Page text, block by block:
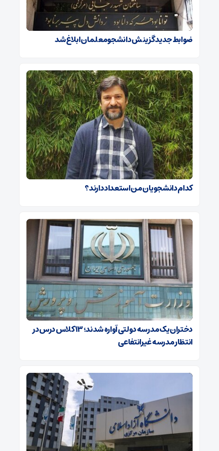
ضوابط جدید گزینش دانشجومعلمان ابلاغ شد
کدام دانشجویان من استعداد دارند؟
دختران یک مدرسه دولتی آواره شدند؛ ۱۳ کلاس درس در
انتظار مدرسه غیرانتفاعی